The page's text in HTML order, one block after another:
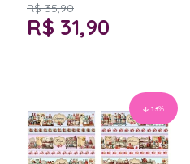
R$ 35,90
R$ 31,90
13%